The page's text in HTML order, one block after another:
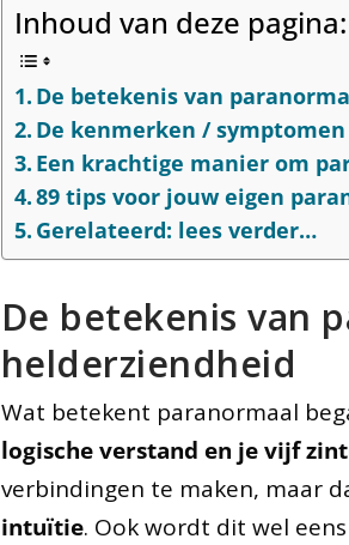
Inhoud van deze pagina:
De betekenis van
De kenmerken /
Een krachtige manier om
89 tips voor jouw eigen
Gerelateerd: lees verder…
De betekenis van
helderziendheid
Wat betekent paranormaal
logische verstand en je vijf
verbindingen te maken, maar
intuïtie. Ook wordt dit wel